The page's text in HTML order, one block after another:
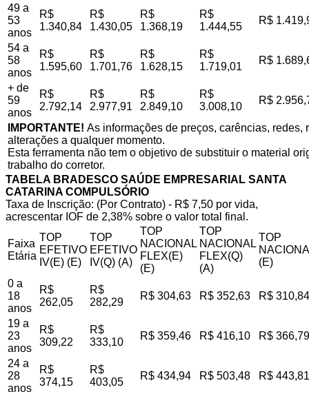
49 a
53
anos
R$
1.340,84
R$
1.430,05
R$
1.368,19
R$
1.444,55
R$
54 a
58
anos
R$
1.595,60
R$
1.701,76
R$
1.628,15
R$
1.719,01
R$
+ de
59
anos
R$
2.792,14
R$
2.977,91
R$
2.849,10
R$
3.008,10
R$
IMPORTANTE! As informações de preços, carências,
alterações a qualquer momento.
Esta ferramenta não tem o objetivo de substituir o material
trabalho do corretor.
TABELA BRADESCO SAÚDE EMPRESARIAL SANTA
CATARINA COMPULSÓRIO
Taxa de Inscrição: (Por Contrato) - R$ 7,50 por vida,
acrescentar IOF de 2,38% sobre o valor total final.
Faixa
Etária
TOP
EFETIVO
IV(E) (E)
TOP
EFETIVO
IV(Q) (A)
TOP
NACIONAL
FLEX(E)
(E)
TOP
NACIONAL
FLEX(Q)
(A)
TOP
(E)
0 a
18
anos
R$
262,05
R$
282,29
R$ 304,63 R$ 352,63 R$ 310,84
19 a
23
anos
R$
309,22
R$
333,10
R$ 359,46 R$ 416,10 R$ 366,79
24 a
28
anos
R$
374,15
R$
403,05
R$ 434,94 R$ 503,48 R$ 443,81